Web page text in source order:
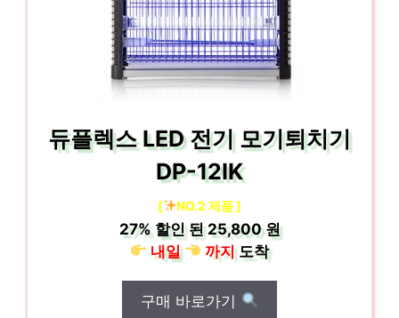
듀플렉스 LED 전기 모기퇴치기
DP-12IK
[ NO.2 제품 ]
27%할인 된25,800 원
내일
까지도착
구매 바로가기